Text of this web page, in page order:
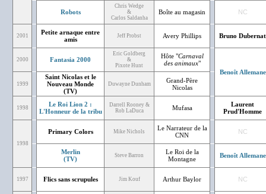
Robots
Chris Wedge
&
Carlos Saldanha
Boîte au magasin NC
2001
Petite arnaque entre
amis
Jeff Probst Avery Phillips Bruno Dubernat
2000 Fantasia 2000
Eric Goldberg
&
Pixote Hunt
Hôte "Carnaval
des animaux"
Benoît Allemane
1999
Saint Nicolas et le
Nouveau Monde
(TV)
Duwayne Dunham
Grand-Père
Nicolas
1998
Le Roi Lion 2 :
L'Honneur de la tribu
Darrell Rooney &
Rob LaDuca
Mufasa
Laurent
Prud'Homme
1998
Primary Colors Mike Nichols
Le Narrateur de la
CNN
NC
Merlin
(TV)
Steve Barron
Le Roi de la
Montagne
Benoît Allemane
1997 Flics sans scrupules Jim Kouf Arthur Baylor NC